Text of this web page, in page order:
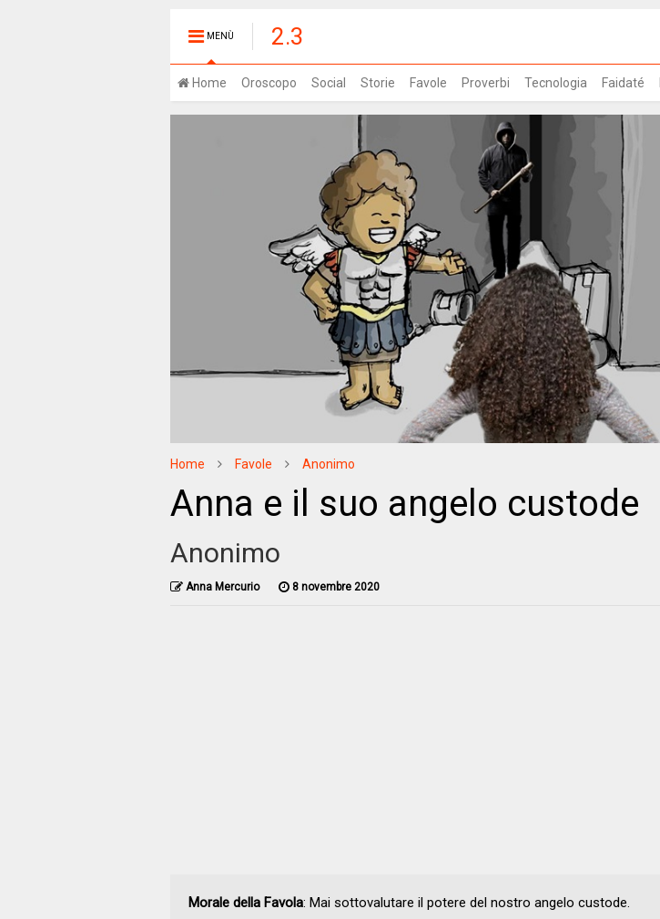
MENÙ 2.3
Home Oroscopo Social Storie Favole Proverbi Tecnologia Faidaté
Home Favole Anonimo
Anna e il suo angelo custode
Anonimo
Anna Mercurio 8 novembre 2020
Morale della Favola: Mai sottovalutare il potere del nostro angelo custode.